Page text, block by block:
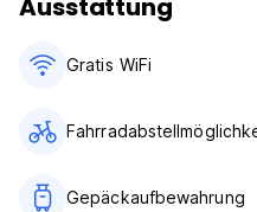
Aufenthalt und wir möchten
Bis bald!
Ausstattung
Gratis WiFi
Gepäckaufbewahrung